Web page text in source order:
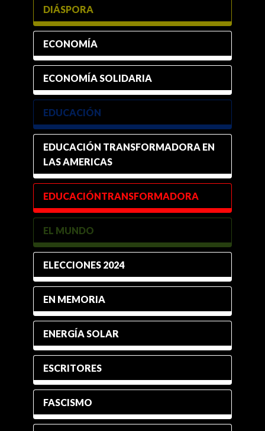
DIÁSPORA
ECONOMÍA
ECONOMÍA SOLIDARIA
EDUCACIÓN
EDUCACIÓN TRANSFORMADORA EN
LAS AMERICAS
EDUCACIÓNTRANSFORMADORA
EL MUNDO
ELECCIONES 2024
EN MEMORIA
ENERGÍA SOLAR
ESCRITORES
FASCISMO